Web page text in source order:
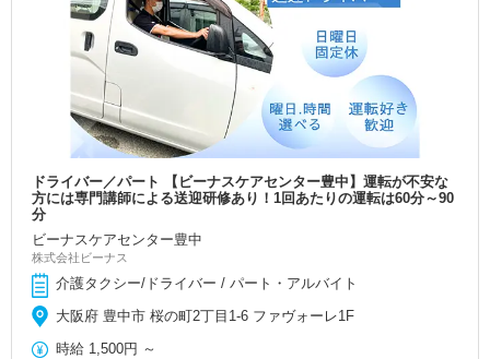
ドライバー／パート 【ビーナスケアセンター豊中】運転が不安な
方には専門講師による送迎研修あり！1回あたりの運転は60分～90
分
ビーナスケアセンター豊中
株式会社ビーナス
介護タクシー/ドライバー / パート・アルバイト
大阪府 豊中市 桜の町2丁目1-6 ファヴォーレ1F
時給 1,500円 ～